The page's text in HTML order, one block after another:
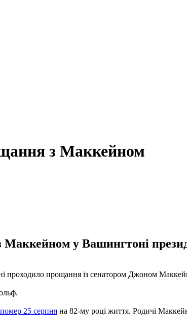
з Маккейном
Маккейном у Вашингтоні
прощання із сенатором Джоном
помер 25 серпня на 82-му році життя. Родичі